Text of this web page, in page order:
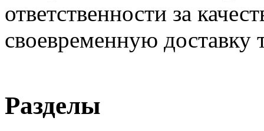
ответственности за
своевременную доставку
Разделы